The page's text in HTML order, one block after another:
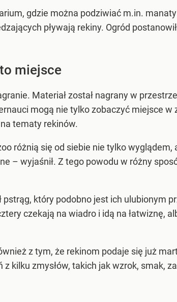
gdzie można podziwiać m.in. manaty
pływają rekiny. Ogród
miejsce
Materiał został nagrany w
mogą nie tylko zobaczyć miejsce w
tematy rekinów.
różnią się od siebie nie tylko wyglądem,
– wyjaśnił. Z tego powodu w różny
który podobno jest ich ulubionym
czekają na wiadro i idą na łatwiznę,
z tym, że rekinom podaje się już
kilku zmysłów, takich jak wzrok, smak,